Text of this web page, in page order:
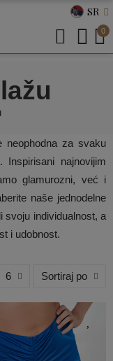
SR
0
neophodna za svaku
najnovijim
glamurozni, već i
naše jednodelne
svoju individualnost, a
i udobnost.
6 Sortiraj po